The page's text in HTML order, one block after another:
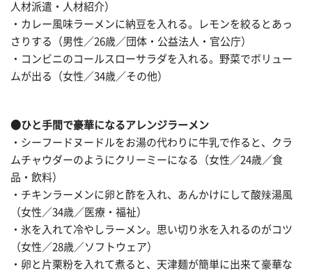
人材派遣・人材紹介）
・カレー風味ラーメンに納豆を入れる。レモンを絞るとあっ
さりする（男性／26歳／団体・公益法人・官公庁）
・コンビニのコールスローサラダを入れる。野菜でボリュー
ムが出る（女性／34歳／その他）
●ひと手間で豪華になるアレンジラーメン
・シーフードヌードルをお湯の代わりに牛乳で作ると、クラ
ムチャウダーのようにクリーミーになる（女性／24歳／食
品・飲料）
・チキンラーメンに卵と酢を入れ、あんかけにして酸辣湯風
（女性／34歳／医療・福祉）
・氷を入れて冷やしラーメン。思い切り氷を入れるのがコツ
（女性／28歳／ソフトウェア）
・卵と片栗粉を入れて煮ると、天津麺が簡単に出来て豪華な